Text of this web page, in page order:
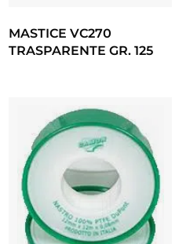
MASTICE VC270
TRASPARENTE GR. 125